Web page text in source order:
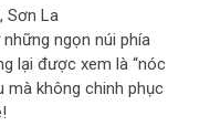
Sơn La
ngọn núi phía
lại được xem là “nóc
mà không chinh phục